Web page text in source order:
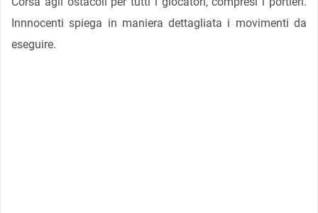
Innnocenti spiega in maniera dettagliata i movimenti da
eseguire.